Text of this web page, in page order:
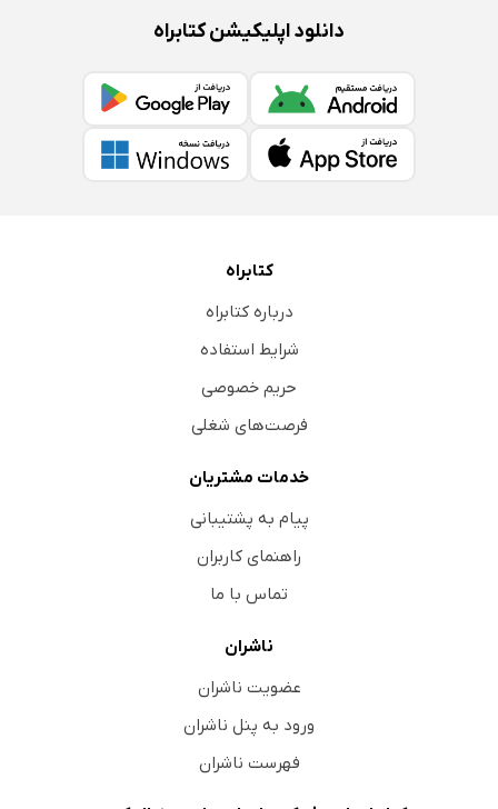
دانلود اپلیکیشن کتابراه
کتابراه
درباره کتابراه
شرایط استفاده
حریم خصوصی
فرصت‌های شغلی
خدمات مشتریان
پیام به پشتیبانی
راهنمای کاربران
تماس با ما
ناشران
عضویت ناشران
ورود به پنل ناشران
فهرست ناشران